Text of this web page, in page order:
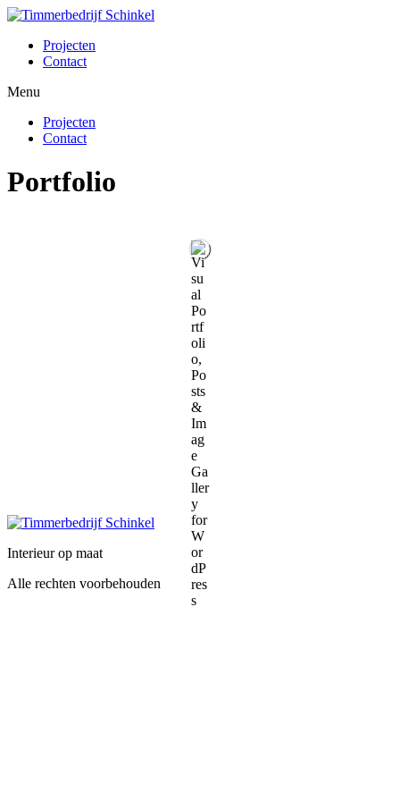
Ga
inhoud
Projecten
Contact
Menu
Projecten
Contact
Portfolio
Interieur op maat
Alle rechten voorbehouden